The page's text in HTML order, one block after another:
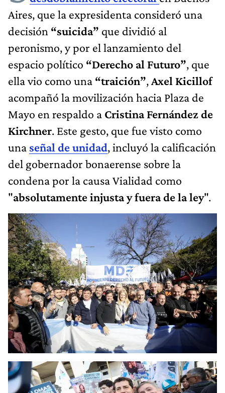
Aires, que la expresidenta consideró una
decisión “suicida” que dividió al
peronismo, y por el lanzamiento del
espacio político “Derecho al Futuro”, que
ella vio como una “traición”,Axel Kicillof
acompañó la movilización hacia Plaza de
Mayo en respaldo a Cristina Fernández de
Kirchner. Este gesto, que fue visto como
una señal deunidad, incluyó la calificación
del gobernador bonaerense sobre la
condena por la causa Vialidad como
"absolutamente injusta y fuera de la ley".